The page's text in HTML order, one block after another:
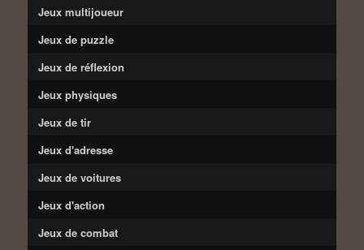
Jeux multijoueur
Jeux de puzzle
Jeux de réflexion
Jeux physiques
Jeux de tir
Jeux d'adresse
Jeux de voitures
Jeux d'action
Jeux de combat